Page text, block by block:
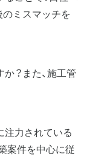
のミスマッチを
か？また、施工管
注力されている
案件を中心に従